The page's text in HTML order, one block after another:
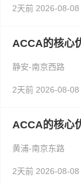
2天前 2026-08-08
ACCA的核心
静安-南京西路
2天前 2026-08-08
ACCA的核心
黄浦-南京东路
2天前 2026-08-08